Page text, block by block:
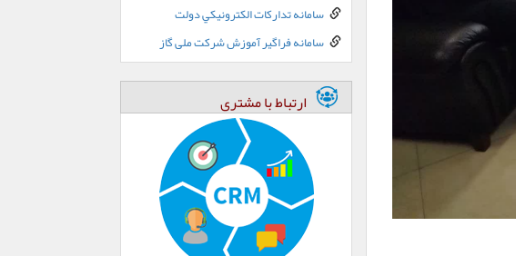
سامانه تدارکات الکترونيکي دولت
سامانه فراگیر آموزش شرکت ملی گاز
ارتباط با مشتری